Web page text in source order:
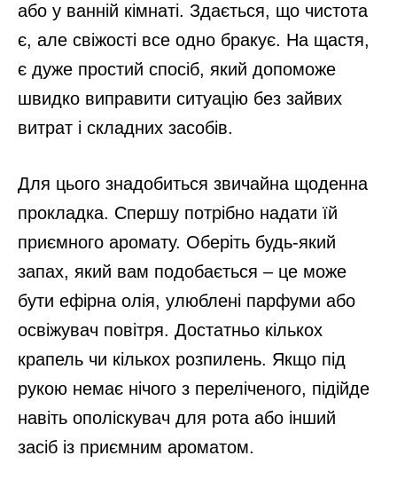
або у ванній кімнаті. Здається, що чистота
є, але свіжості все одно бракує. На щастя,
є дуже простий спосіб, який допоможе
швидко виправити ситуацію без зайвих
витрат і складних засобів.
Для цього знадобиться звичайна щоденна
прокладка. Спершу потрібно надати їй
приємного аромату. Оберіть будь-який
запах, який вам подобається – це може
бути ефірна олія, улюблені парфуми або
освіжувач повітря. Достатньо кількох
крапель чи кількох розпилень. Якщо під
рукою немає нічого з переліченого, підійде
навіть ополіскувач для рота або інший
засіб із приємним ароматом.